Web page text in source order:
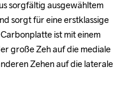
sorgfältig ausgewähltem
sorgt für eine erstklassige
ist mit einem
große Zeh auf die mediale
Zehen auf die laterale
sorgfältig ausgewähltem
sorgt für eine erstklassige
ist mit einem
große Zeh auf die mediale
Zehen auf die laterale